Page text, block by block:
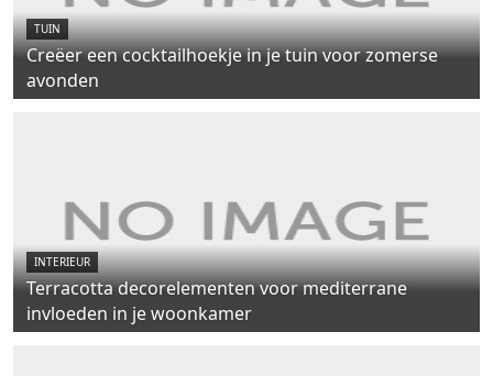
TUIN
Creëer een cocktailhoekje in je tuin voor zomerse
avonden
INTERIEUR
Terracotta decorelementen voor mediterrane
invloeden in je woonkamer